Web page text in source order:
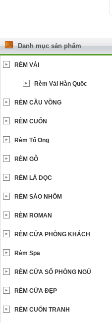
Danh mục sản phẩm
RÈM VẢI
Rèm Vải Hàn Quốc
RÈM CẦU VỒNG
RÈM CUỐN
Rèm Tổ Ong
RÈM GỖ
RÈM LÁ DỌC
RÈM SÁO NHÔM
RÈM ROMAN
RÈM CỬA PHÒNG KHÁCH
Rèm Spa
RÈM CỬA SỔ PHÒNG NGỦ
RÈM CỬA ĐẸP
RÈM CUỐN TRANH